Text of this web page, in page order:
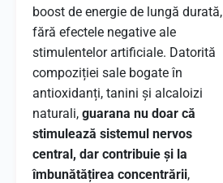
boost de energie de lungă durată,
fără efectele negative ale
stimulentelor artificiale. Datorită
compoziției sale bogate în
antioxidanți, tanini și alcaloizi
naturali, guarana nu doar că
stimulează sistemul nervos
central, dar contribuie și la
îmbunătățirea concentrării,